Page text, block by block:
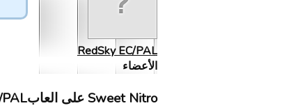
RedSky EC/PAL
الأعضاء
Sweet Nitro علی العابRedSky EC/PAL إلتقى ب